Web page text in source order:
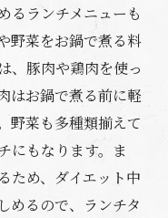
るランチメニューも
野菜をお鍋で煮る料
、豚肉や鶏肉を使っ
はお鍋で煮る前に軽
野菜も多種類揃えて
にもなります。ま
ため、ダイエット中
めるので、ランチタ